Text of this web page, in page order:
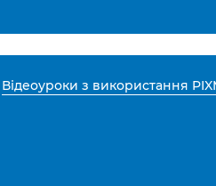
Відеоуроки з використання